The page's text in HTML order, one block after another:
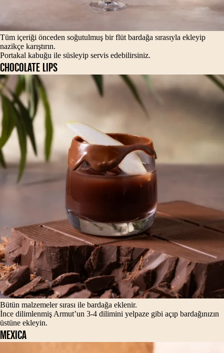
Tüm içeriği önceden soğutulmuş bir flüt bardağa sırasıyla ekleyip
nazikçe karıştırın.
Portakal kabuğu ile süsleyip servis edebilirsiniz.
CHOCOLATE LIPS
Bütün malzemeler sırası ile bardağa eklenir.
İnce dilimlenmiş Armut’un 3-4 dilimini yelpaze gibi açıp bardağınızın
üstüne ekleyin.
MEXICA